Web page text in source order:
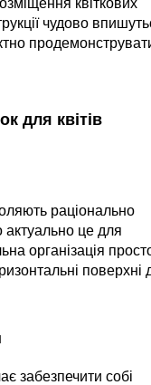
квіткових
чудово
для квітів
раціонально
актуально це для
організація
поверхні
забезпечити собі